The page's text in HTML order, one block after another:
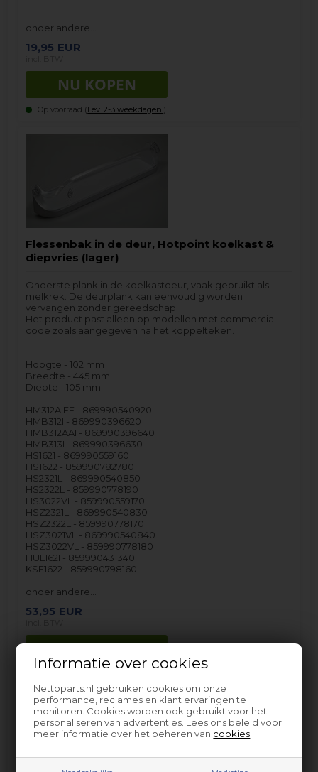
Informatie over cookies
Nettoparts.nl gebruiken cookies om onze
performance, reclames en klant ervaringen te
monitoren. Cookies worden ook gebruikt voor het
personaliseren van advertenties. Lees ons beleid voor
meer informatie over het beheren van cookies
onder andere…
19,95 EUR
Op voorraad (Lev. 2-3 weekdagen. ).
Flessenbak in de deur, Hotpoint koelkast &
diepvries (lager)
Onderste plank in de koelkastdeur, vaak gebruikt als
melkrek. De deurplank kan eenvoudig worden
vervangen zonder gereedschap.
Het product past alleen op modellen met commercial
code zoals aangegeven na het koppelteken.
Hoogte - 102 mm
Breedte - 445 mm
Diepte - 105 mm
HM312AIFF - 869990540920
HMB312I - 869990396620
HMB312AAI - 869990396640
HMB313I - 869990396630
HS1621 - 869990559160
HS1622 - 859990782780
HS2321L - 869990540850
HS2322L - 859990778190
HS3022VL - 859990559170
HSZ2321L - 869990540830
HSZ2322L - 859990778170
HSZ3021VL - 869990540840
HSZ3022VL - 859990778180
HUL162I - 859990431340
KSF1622 - 859990798160
onder andere…
53,95 EUR